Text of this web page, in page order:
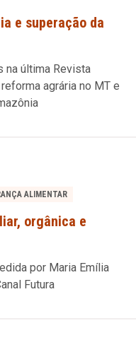
e superação da
na última Revista
agrária no MT e
ALIMENTAR
orgânica e
por Maria Emília
Futura